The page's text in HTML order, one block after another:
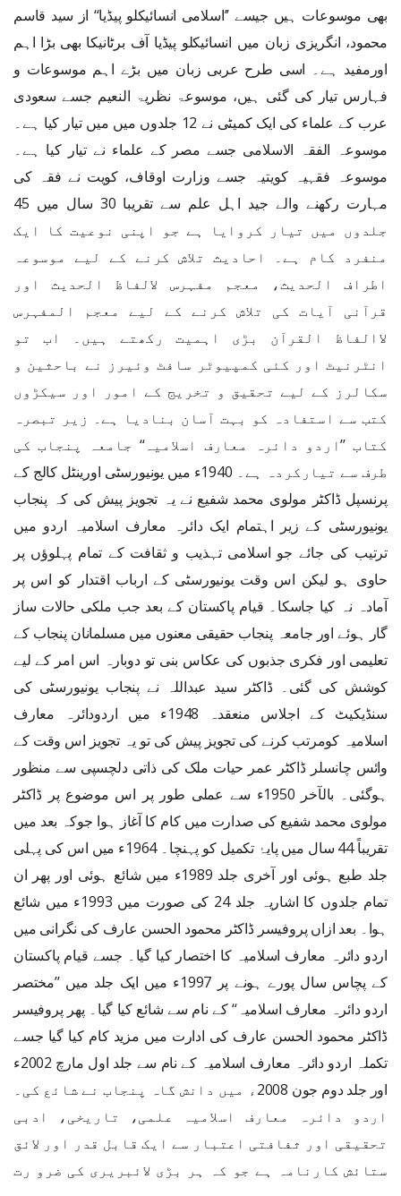
بھی موسوعات ہیں جیسے ’’اسلامی انسائیکلو پیڈیا‘‘ از سید قاسم
محمود، انگریزی زبان میں انسائیکلو پیڈیا آف برٹانیکا بھی بڑا اہم
اورمفید ہے۔ اسی طرح عربی زبان میں بڑے اہم موسوعات و
فہارس تیار کی گئی ہیں، موسوعۃ نظریۃ النعیم جسے سعودی
عرب کے علماء کی ایک کمیٹی نے 12 جلدوں میں میں تیار کیا ہے۔
موسوعہ الفقہ الاسلامی جسے مصر کے علماء نے تیار کیا ہے۔
موسوعہ فقہیہ کویتیہ جسے وزارت اوقاف، کویت نے فقہ کی
مہارت رکھنے والے جید اہل علم سے تقریبا 30 سال میں 45
جلدوں میں تیار کروایا ہے جو اپنی نوعیت کا ایک
منفرد کام ہے۔ احادیث تلاش کرنے کے لیے موسوعہ
اطراف الحدیث، معجم مفہرس لالفاظ الحدیث اور
قرآنی آیات کی تلاش کرنے کے لیے معجم المفہرس
لاالفاظ القرآن بڑی اہمیت رکھتے ہیں۔ اب تو
انٹرنیٹ اور کئی کمپیوٹر سافٹ وئیرز نے باحثین و
سکالرز کے لیے تحقیق و تخریج کے امور اور سیکڑوں
کتب سے استفادہ کو بہت آسان بنادیا ہے۔ زیر تبصرہ
کتاب ’’اردو دائرہ معارف اسلامیہ‘‘ جامعہ پنجاب کی
طرف سے تیارکردہ ہے۔ 1940ء میں یونیورسٹی اورینٹل کالج کے
پرنسپل ڈاکٹر مولوی محمد شفیع نے یہ تجویز پیش کی کہ پنجاب
یونیورسٹی کے زیر اہتمام ایک دائرہ معارف اسلامیہ اردو میں
ترتیب کی جائے جو اسلامی تہذیب و ثقافت کے تمام پہلوؤں پر
حاوی ہو لیکن اس وقت یونیورسٹی کے ارباب اقتدار کو اس پر
آمادہ نہ کیا جاسکا۔ قیام پاکستان کے بعد جب ملکی حالات ساز
گار ہوئے اور جامعہ پنجاب حقیقی معنوں میں مسلمانان پنجاب کے
تعلیمی اور فکری جذبوں کی عکاس بنی تو دوبارہ اس امر کے لیے
کوشش کی گئی۔ ڈاکٹر سید عبداللہ نے پنجاب یونیورسٹی کی
سنڈیکیٹ کے اجلاس منعقدہ 1948ء میں اردودائرہ معارف
اسلامیہ کومرتب کرنے کی تجویز پیش کی تو یہ تجویز اس وقت کے
وائس چانسلر ڈاکٹر عمر حیات ملک کی ذاتی دلچسپی سے منظور
ہوگئی۔ بالآخر 1950ء سے عملی طور پر اس موضوع پر ڈاکٹر
مولوی محمد شفیع کی صدارت میں کام کا آغاز ہوا جوکہ بعد میں
تقریباً 44 سال میں پایۂ تکمیل کو پہنچا۔ 1964ء میں اس کی پہلی
جلد طبع ہوئی اور آخری جلد 1989ء میں شائع ہوئی اور پھر ان
تمام جلدوں کا اشاریہ جلد 24 کی صورت میں 1993ء میں شائع
ہوا۔ بعد ازاں پروفیسر ڈاکٹر محمود الحسن عارف کی نگرانی میں
اردو دائرہ معارف اسلامیہ کا اختصار کیا گیا۔ جسے قیام پاکستان
کے پچاس سال پورے ہونے پر 1997ء میں ایک جلد میں ’’مختصر
اردو دائرہ معارف اسلامیہ‘‘ کے نام سے شائع کیا گیا۔ پھر پروفیسر
ڈاکٹر محمود الحسن عارف کی ادارت میں مزید کام کیا گیا جسے
تکملہ اردو دائرہ معارف اسلامیہ کے نام سے جلد اول مارچ 2002ء
اور جلد دوم جون 2008ء میں دانش گاہ پنجاب نے شائع کی۔
اردو دائرہ معارف اسلامیہ علمی، تاریخی، ادبی
تحقیقی اور ثفافتی اعتبار سے ایک قابل قدر اور لائق
ستائش کارنامہ ہے جو کہ ہر بڑی لائبریری کی ضرو رت